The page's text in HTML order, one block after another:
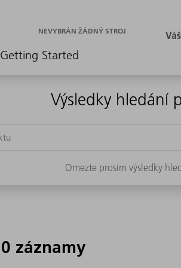
Getting Started
NEVYBRÁN ŽÁDNÝ STROJ
Výsledky
Omezte prosím výsledky
0 záznamy